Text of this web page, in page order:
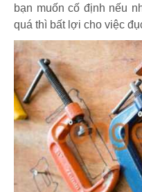
bạn muốn cố định nếu
quá thì bất lợi cho việc